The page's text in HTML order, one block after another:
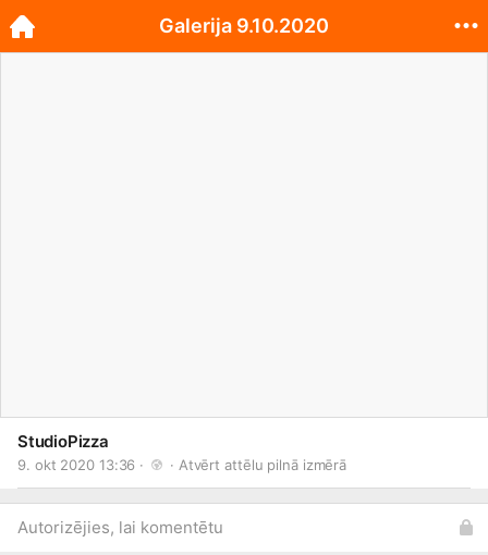
StudioPizza
9. okt 2020 13:36 · · Atvērt attēlu pilnā izmērā
Autorizējies, lai komentētu
Galerija 9.10.2020